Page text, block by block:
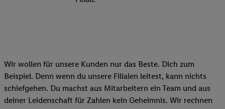
Wir wollen für unsere Kunden nur das Beste. Dich zum
Beispiel. Denn wenn du unsere Filialen leitest, kann nichts
schiefgehen. Du machst aus Mitarbeitern ein Team und aus
deiner Leidenschaft für Zahlen kein Geheimnis. Wir rechnen